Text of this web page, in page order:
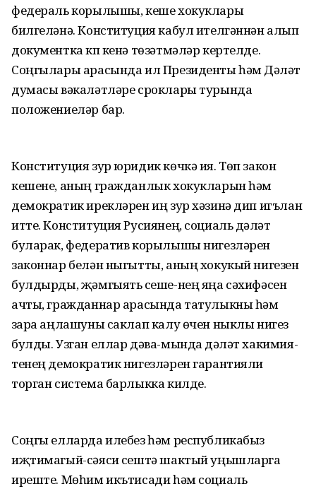
федераль корылышы, кеше хокуклары
билгеләнә. Конституция кабул ителгәннән алып
документка күп кенә төзәтмәләр кертелде.
Соңгылары арасында ил Президенты һәм Дәүләт
думасы вәкаләтләре сроклары турында
положениеләр бар.
Конституция зур юридик көчкә ия. Төп закон
кешене, аның гражданлык хокукларын һәм
демократик ирекләрен иң зур хәзинә дип игълан
итте. Конституция Русиянең, социаль дәүләт
буларак, федератив корылышы нигезләрен
законнар белән ныгытты, аның хокукый нигезен
булдырды, җәмгыять үсеше-нең яңа сәхифәсен
ачты, гражданнар арасында татулыкны һәм
үзара аңлашуны саклап калу өчен ныклы нигез
булды. Узган еллар дәва-мында дәүләт хакимия­
тенең демократик нигезләрен гарантияли
торган система барлыкка килде.
Соңгы елларда илебез һәм республикабыз
иҗтимагый-сәяси үсештә шактый уңышларга
иреште. Мөһим икътисади һәм социаль